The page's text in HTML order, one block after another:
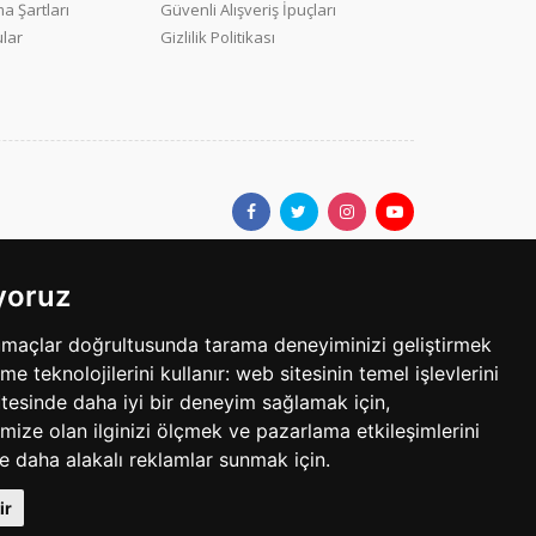
doğrultusunda tarama deneyiminizi geliştirmek
teknolojilerini kullanır: web sitesinin temel işlevlerini
daha iyi bir deneyim sağlamak için,
olan ilginizi ölçmek ve pazarlama etkileşimlerini
daha alakalı reklamlar sunmak için.
Şartları
Güvenli Alışveriş İpuçları
Gizlilik Politikası
yer alan kullanıcıların oluşturduğu tüm içerik, görüş ve
yanlışlık, eksiklik veya yasalarla düzenlenmiş
3 ilandır. Her bir ilan için yayın süresi 30 gündür.
Telif Hakkı © 1997 - 2025 sarisayfalar.com Tüm Hakları Sakldır.